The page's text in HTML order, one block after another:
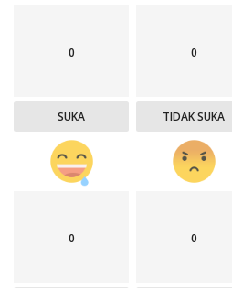
0
SUKA
0
TIDAK SUKA
0 0